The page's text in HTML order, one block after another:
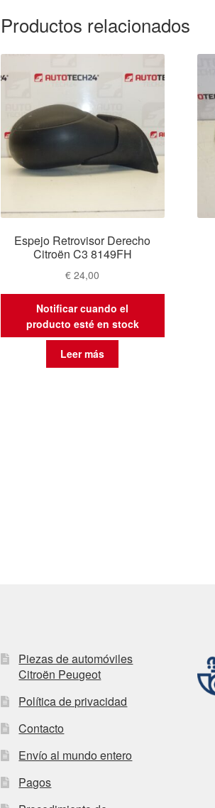
Productos relacionados
Espejo Retrovisor Derecho
Citroën C3 8149FH
€ 24,00
Notificar cuando el
producto esté en stock
Leer más
Piezas de automóviles
Citroën Peugeot
Política de privacidad
Contacto
Envío al mundo entero
Pagos